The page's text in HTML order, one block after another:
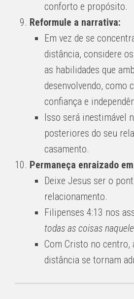
conforto e propósito.
Reformule a narrativa:
Em vez de se
distância, considere
as habilidades que
desenvolvendo, como
confiança e
Isso será inestimável
posteriores do seu
casamento.
Permaneça enraizado
Deixe Jesus ser o
relacionamento.
Filipenses 4:13 nos
todas as coisas
Com Cristo no centro,
distância se tornam